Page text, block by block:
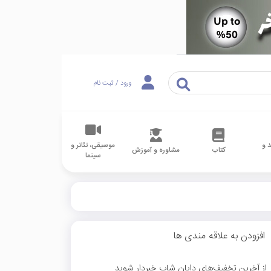
ورود / ثبت نام
و کتاب مشاوره و آموزش
موسیقی، تئاتر و
سینما
افزودن به علاقه مندی ها